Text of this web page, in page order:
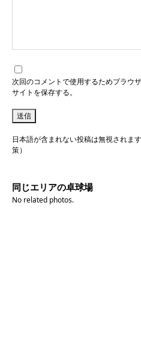
次回のコメントで使用するためブラウ
サイトを保存する。
日本語が含まれない投稿は無視されま
策）
同じエリアの卓球場
No related photos.